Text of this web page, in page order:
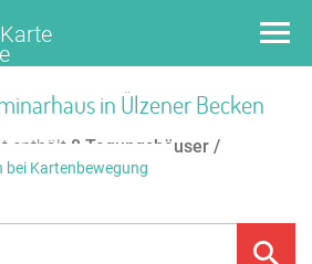
Karte
in Ülzener Becken
enthält 8 Tagungshäuser /
Becken.
bei Kartenbewegung